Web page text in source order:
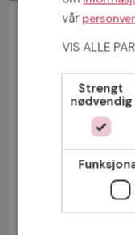
Bli medlem
Mann
vår
VIS ALLE
Strengt
nødvendig